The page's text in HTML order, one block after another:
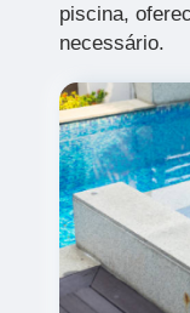
piscina,
necessário.